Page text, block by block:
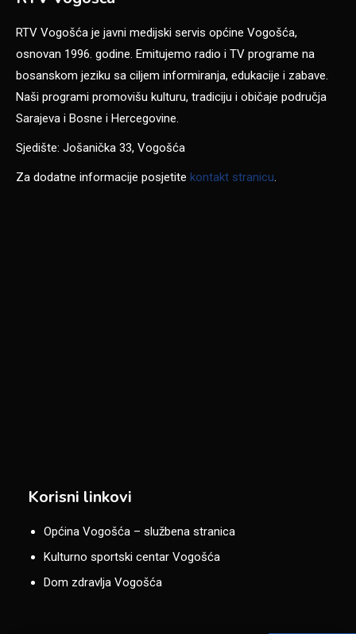
RTV Vogošća je javni medijski servis općine Vogošća,
osnovan 1996. godine. Emitujemo radio i TV programe na
bosanskom jeziku sa ciljem informiranja, edukacije i zabave.
Naši programi promovišu kulturu, tradiciju i običaje područja
Sarajeva i Bosne i Hercegovine.
Sjedište: Jošanička 33, Vogošća
Za dodatne informacije posjetite kontakt stranicu
Korisni linkovi
Općina Vogošća – službena stranica
Kulturno sportski centar Vogošća
Dom zdravlja Vogošća